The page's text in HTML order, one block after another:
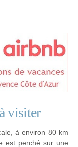
visiter
à environ 80 km
est perché sur une